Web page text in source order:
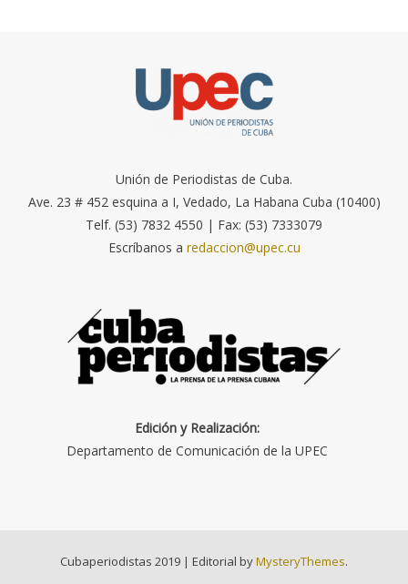
Unión de Periodistas de Cuba.
Ave. 23 # 452 esquina a I, Vedado, La Habana Cuba (10400)
Telf. (53) 7832 4550 | Fax: (53) 7333079
Escríbanos a redaccion@upec.cu
Edición y Realización:
Departamento de Comunicación de la UPEC
Cubaperiodistas 2019 | Editorial byMysteryThemes.